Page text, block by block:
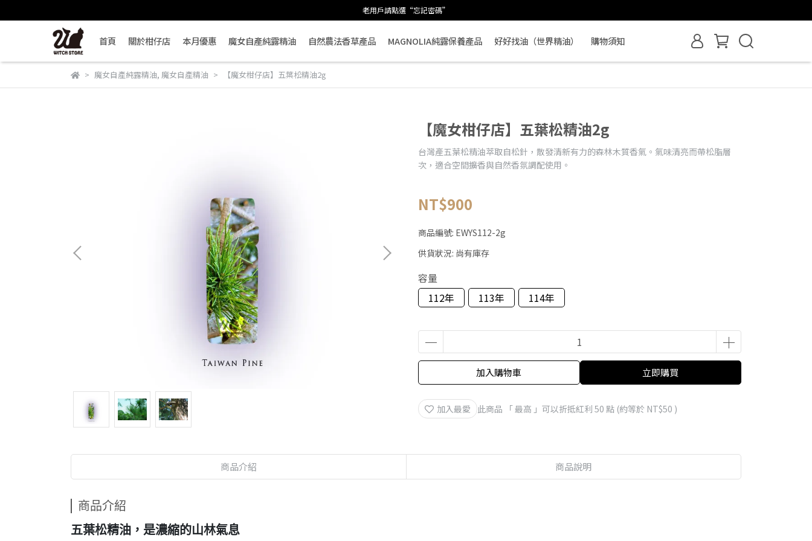
老用戶請點選“忘記密碼”
首頁 關於柑仔店 本月優惠 魔女自產純露精油 自然農法香草產品 MAGNOLIA純露保養產品 好好找油（世界精油） 購物須知
魔女自產純露精油, 魔女自產精油 【魔女柑仔店】五葉松精油2g
【魔女柑仔店】五葉松精油2g
台灣產五葉松精油萃取自松針，散發清新有力的森林木質香氣。氣味清亮而帶松脂層
次，適合空間擴香與自然香氛調配使用。
NT$900
商品編號: EWYS112-2g
供貨狀況: 尚有庫存
容量
112年
113年 114年
加入購物車 立即購買
加入最愛 此商品 「 最高 」可以折抵紅利 50 點 (約等於 NT$50 )
商品介紹 商品說明
商品介紹
五葉松精油，是濃縮的山林氣息